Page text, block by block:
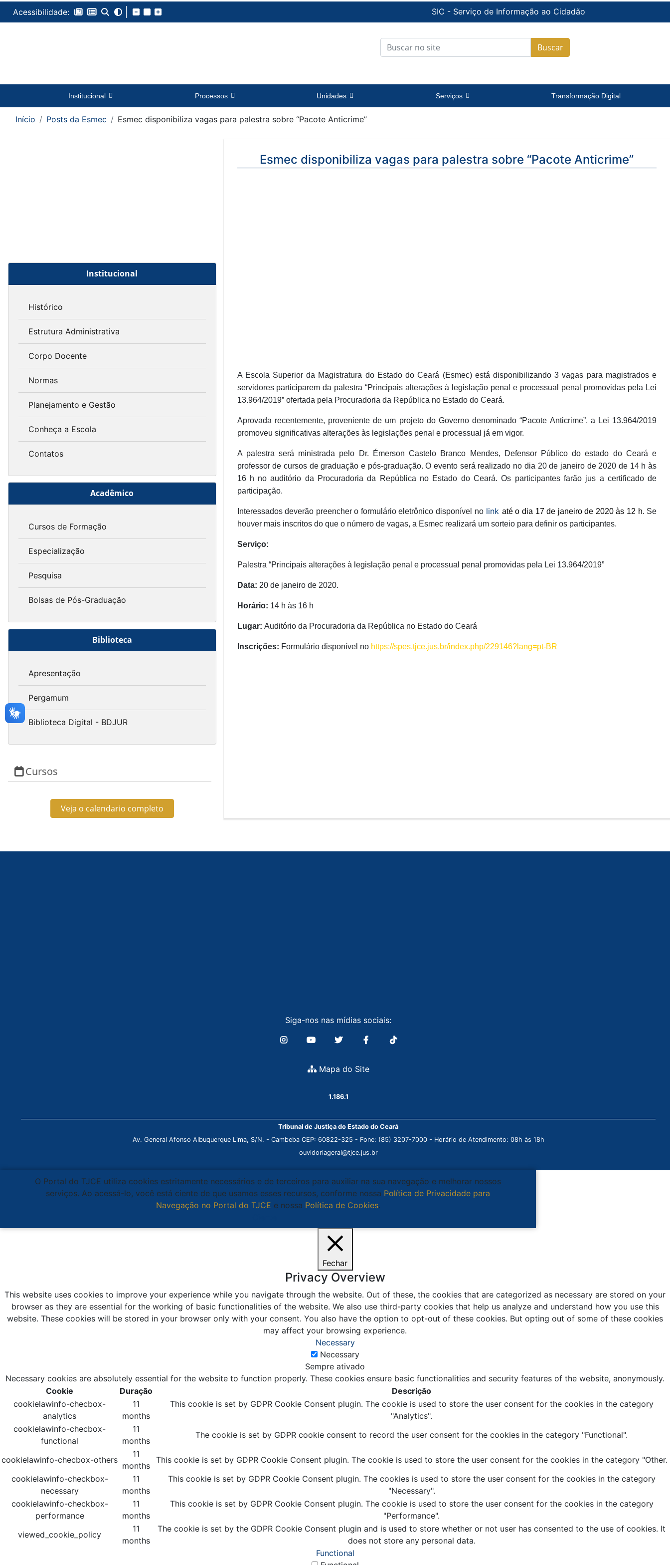
Acessibilidade: SIC - Serviço de Informação ao Cidadão
Buscar
Institucional Processos Unidades Serviços Transformação Digital
Início Posts da Esmec Esmec disponibiliza vagas para palestra sobre “Pacote Anticrime”
Institucional
Histórico
Estrutura Administrativa
Corpo Docente
Normas
Planejamento e Gestão
Conheça a Escola
Contatos
Acadêmico
Cursos de Formação
Especialização
Pesquisa
Bolsas de Pós-Graduação
Biblioteca
Apresentação
Pergamum
Biblioteca Digital - BDJUR
Cursos
Veja o calendario completo
Esmec disponibiliza vagas para palestra sobre “Pacote Anticrime”
A Escola Superior da Magistratura do Estado do Ceará (Esmec) está disponibilizando 3 vagas para magistrados e
servidores participarem da palestra “Principais alterações à legislação penal e processual penal promovidas pela Lei
13.964/2019” ofertada pela Procuradoria da República no Estado do Ceará.
Aprovada recentemente, proveniente de um projeto do Governo denominado “Pacote Anticrime”, a Lei 13.964/2019
promoveu significativas alterações às legislações penal e processual já em vigor.
A palestra será ministrada pelo Dr. Émerson Castelo Branco Mendes, Defensor Público do estado do Ceará e
professor de cursos de graduação e pós-graduação. O evento será realizado no dia 20 de janeiro de 2020 de 14 h às
16 h no auditório da Procuradoria da República no Estado do Ceará. Os participantes farão jus a certificado de
participação.
Interessados deverão preencher o formulário eletrônico disponível no link até o dia 17 de janeiro de 2020 às 12 h. Se
houver mais inscritos do que o número de vagas, a Esmec realizará um sorteio para definir os participantes.
Serviço:
Palestra “Principais alterações à legislação penal e processual penal promovidas pela Lei 13.964/2019”
Data: 20 de janeiro de 2020.
Horário: 14 h às 16 h
Lugar: Auditório da Procuradoria da República no Estado do Ceará
Inscrições: Formulário disponível no https://spes.tjce.jus.br/index.php/229146?lang=pt-BR
Siga-nos nas mídias sociais:
Mapa do Site
1.186.1
Tribunal de Justiça do Estado do Ceará
Av. General Afonso Albuquerque Lima, S/N. - Cambeba CEP: 60822-325 - Fone: (85) 3207-7000 - Horário de Atendimento: 08h às 18h
ouvidoriageral@tjce.jus.br
O Portal do TJCE utiliza cookies estritamente necessários e de terceiros para auxiliar na sua navegação e melhorar nossos
serviços. Ao acessá-lo, você está ciente de que usamos esses recursos, conforme nossa Política de Privacidade para
Navegação no Portal do TJCE e nossa Política de Cookies.
Fechar
Privacy Overview
This website uses cookies to improve your experience while you navigate through the website. Out of these, the cookies that are categorized as necessary are stored on your
browser as they are essential for the working of basic functionalities of the website. We also use third-party cookies that help us analyze and understand how you use this
website. These cookies will be stored in your browser only with your consent. You also have the option to opt-out of these cookies. But opting out of some of these cookies
may affect your browsing experience.
Necessary
Necessary
Sempre ativado
Necessary cookies are absolutely essential for the website to function properly. These cookies ensure basic functionalities and security features of the website, anonymously.
Cookie
Duração
Descrição
cookielawinfo-checbox-
analytics
11
months
This cookie is set by GDPR Cookie Consent plugin. The cookie is used to store the user consent for the cookies in the category
"Analytics".
cookielawinfo-checbox-
functional
11
months
The cookie is set by GDPR cookie consent to record the user consent for the cookies in the category "Functional".
cookielawinfo-checbox-others
11
months
This cookie is set by GDPR Cookie Consent plugin. The cookie is used to store the user consent for the cookies in the category "Other.
cookielawinfo-checkbox-
necessary
11
months
This cookie is set by GDPR Cookie Consent plugin. The cookies is used to store the user consent for the cookies in the category
"Necessary".
cookielawinfo-checkbox-
performance
11
months
This cookie is set by GDPR Cookie Consent plugin. The cookie is used to store the user consent for the cookies in the category
"Performance".
viewed_cookie_policy
11
months
The cookie is set by the GDPR Cookie Consent plugin and is used to store whether or not user has consented to the use of cookies. It
does not store any personal data.
Functional